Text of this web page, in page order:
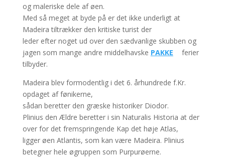
og maleriske dele af øen.
Med så meget at byde på er det ikke underligt at
Madeira tiltrækker den kritiske turist der
leder efter noget ud over den sædvanlige skubben og
jagen som mange andre middelhavske PAKKE
ferier
tilbyder.
Madeira blev formodentlig i det 6. århundrede f.Kr.
opdaget af fønikerne,
sådan beretter den græske historiker Diodor.
Plinius den Ældre beretter i sin Naturalis Historia at der
over for det fremspringende Kap det høje Atlas,
ligger øen Atlantis, som kan være Madeira. Plinius
betegner hele øgruppen som Purpurøerne.